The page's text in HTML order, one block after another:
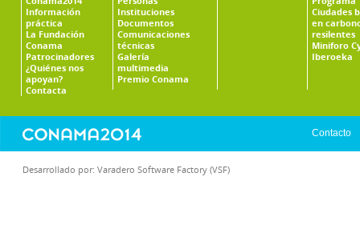
Información
práctica
La Fundación
Conama
Patrocinadores
¿Quiénes nos
apoyan?
Contacta
Instituciones
Documentos
Comunicaciones
técnicas
Galería
multimedia
Premio Conama
Ciudades
en
resilentes
Miniforo
Iberoeka
Contacto
Desarrollado por: Varadero Software Factory (VSF)